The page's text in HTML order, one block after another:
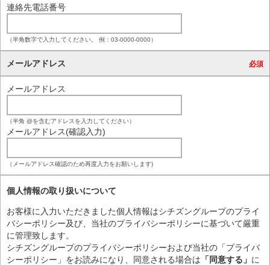
連絡先電話番号
（半角数字で入力してください。 例：03-0000-0000）
メールアドレス 必須
メールアドレス
（半角 @を含むアドレスを入力してください）
メールアドレス(確認入力)
（メールアドレス確認のため再度入力をお願いします)
個人情報の取り扱いについて
お客様に入力いただきました個人情報はシチズングループのプライ
バシーポリシー及び、当社のプライバシーポリシーに基づいて厳重
に管理致します。
シチズングループのプライバシーポリシーおよび当社の「プライバ
シーポリシー」をお読みになり、同意される場合は 「同意する」 に